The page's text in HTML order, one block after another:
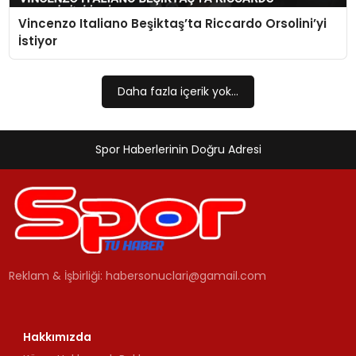
MAGAZIN
Vincenzo Italiano Beşiktaş’ta Riccardo Orsolini’yi
İstiyor
Daha fazla içerik yok...
Spor Haberlerinin Doğru Adresi
Reklam & İşbirliği:habersonuclari@gamail.com
Hakkımızda